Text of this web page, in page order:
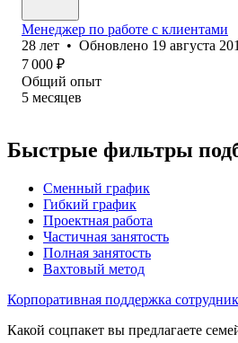
Менеджер по работе с клиентами
28 лет • Обновлено 19 августа
7 000 ₽
Общий опыт
5 месяцев
Быстрые фильтры
Сменный график
Гибкий график
Проектная работа
Частичная занятость
Полная занятость
Вахтовый метод
Корпоративная поддержка
Какой соцпакет вы предлагаете